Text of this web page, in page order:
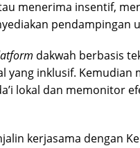
menerima insentif,
pendampingan
dakwah berbasis
yang inklusif. Kemudian
lokal dan memonitor
kerjasama dengan